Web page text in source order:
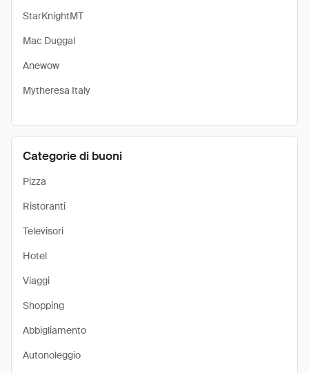
StarKnightMT
Mac Duggal
Anewow
Mytheresa Italy
Categorie di buoni
Pizza
Ristoranti
Televisori
Hotel
Viaggi
Shopping
Abbigliamento
Autonoleggio